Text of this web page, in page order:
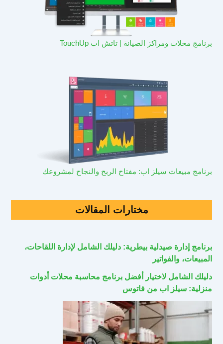
برنامج محلات ومراكز الصيانة | تاتش اب TouchUp
برنامج مبيعات سيلز اب: مفتاح الربح والنجاح لمشروعك
مختارات المقالات
برنامج إدارة صيدلية بيطرية: دليلك الشامل لإدارة اللقاحات،
المبيعات، والفواتير
دليلك الشامل لاختيار أفضل برنامج محاسبة محلات أدوات
منزلية: سيلز اب من فاتوس